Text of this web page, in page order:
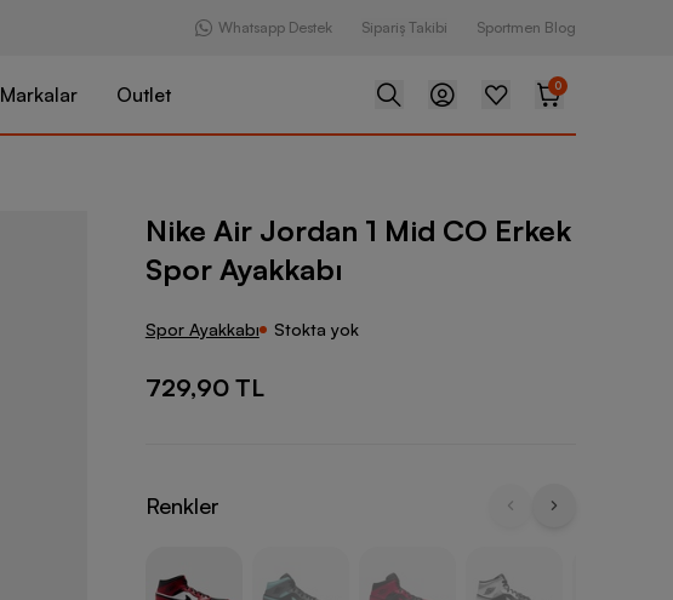
Whatsapp Destek Sipariş Takibi Sportmen Blog
Markalar Outlet 0
Nike Air Jordan 1 Mid CO Erkek Spor Ayakkabı
Nike Air Jordan 1 Mid CO Erkek
Spor Ayakkabı
Spor Ayakkabı Stokta yok
729,90 TL
Renkler